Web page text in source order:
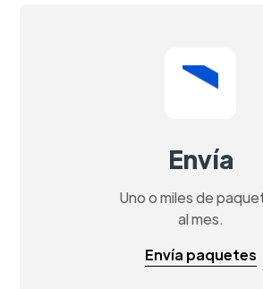
Envía
Uno o miles de
al mes.
Envía paquetes